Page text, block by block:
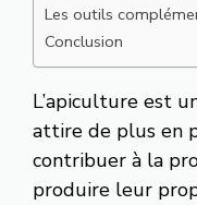
Les outils
Conclusion
L’apiculture est
attire de plus en
contribuer à la
produire leur